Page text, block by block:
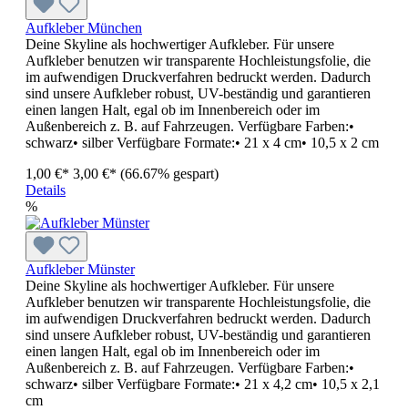
Aufkleber München
Deine Skyline als hochwertiger Aufkleber. Für unsere
Aufkleber benutzen wir transparente Hochleistungsfolie, die
im aufwendigen Druckverfahren bedruckt werden. Dadurch
sind unsere Aufkleber robust, UV-beständig und garantieren
einen langen Halt, egal ob im Innenbereich oder im
Außenbereich z. B. auf Fahrzeugen. Verfügbare Farben:•
schwarz• silber Verfügbare Formate:• 21 x 4 cm• 10,5 x 2 cm
1,00 €* 3,00 €* (66.67% gespart)
Details
%
Aufkleber Münster
Deine Skyline als hochwertiger Aufkleber. Für unsere
Aufkleber benutzen wir transparente Hochleistungsfolie, die
im aufwendigen Druckverfahren bedruckt werden. Dadurch
sind unsere Aufkleber robust, UV-beständig und garantieren
einen langen Halt, egal ob im Innenbereich oder im
Außenbereich z. B. auf Fahrzeugen. Verfügbare Farben:•
schwarz• silber Verfügbare Formate:• 21 x 4,2 cm• 10,5 x 2,1
cm